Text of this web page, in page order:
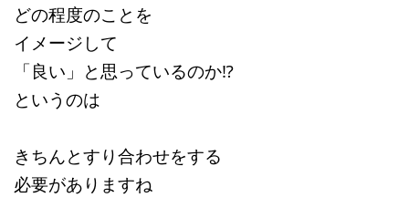
どの程度のことを
イメージして
「良い」と思っているのか⁉
というのは
きちんとすり合わせをする
必要がありますね